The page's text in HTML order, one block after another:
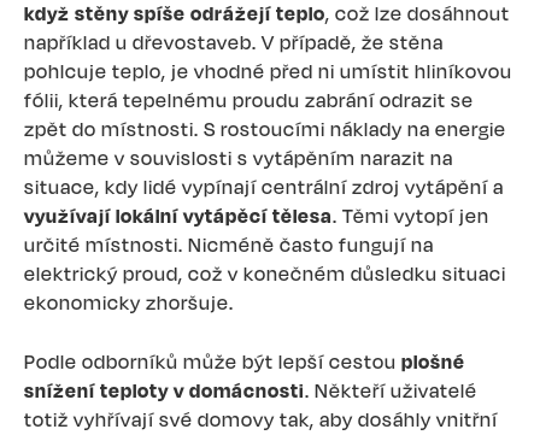
když stěny spíše odrážejí teplo, což lze dosáhnout
například u dřevostaveb. V případě, že stěna
pohlcuje teplo, je vhodné před ni umístit hliníkovou
fólii, která tepelnému proudu zabrání odrazit se
zpět do místnosti. S rostoucími náklady na energie
můžeme v souvislosti s vytápěním narazit na
situace, kdy lidé vypínají centrální zdroj vytápění a
využívají lokální vytápěcí tělesa. Těmi vytopí jen
určité místnosti. Nicméně často fungují na
elektrický proud, což v konečném důsledku situaci
ekonomicky zhoršuje.
Podle odborníků může být lepší cestou plošné
snížení teploty v domácnosti. Někteří uživatelé
totiž vyhřívají své domovy tak, aby dosáhly vnitřní